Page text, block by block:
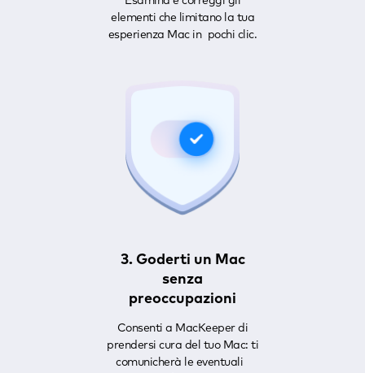
elementi che limitano la tua
esperienza Mac in pochi clic.
3. Goderti un Mac
senza
preoccupazioni
Consenti a MacKeeper di
prendersi cura del tuo Mac: ti
comunicherà le eventuali